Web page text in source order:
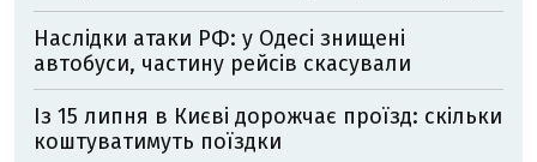
Наслідки атаки РФ: у Одесі знищені
автобуси, частину рейсів скасували
Із 15 липня в Києві дорожчає проїзд: скільки
коштуватимуть поїздки